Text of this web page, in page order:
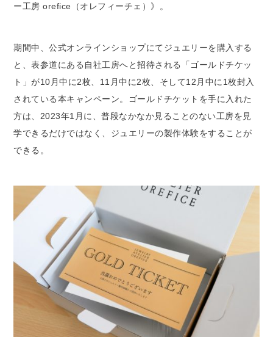
ー工房 orefice（オレフィーチェ）》。
期間中、公式オンラインショップにてジュエリーを購入する
と、表参道にある自社工房へと招待される「ゴールドチケッ
ト」が10月中に2枚、11月中に2枚、そして12月中に1枚封入
されている本キャンペーン。ゴールドチケットを手に入れた
方は、2023年1月に、普段なかなか見ることのない工房を見
学できるだけではなく、ジュエリーの製作体験をすることが
できる。